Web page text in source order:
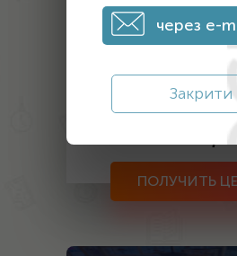
После отправки заявки
течение дня с вами
ПОЛУЧИТЬ
через e-
Закрити